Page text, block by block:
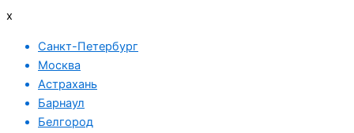
x
Санкт-Петербург
Москва
Астрахань
Барнаул
Белгород